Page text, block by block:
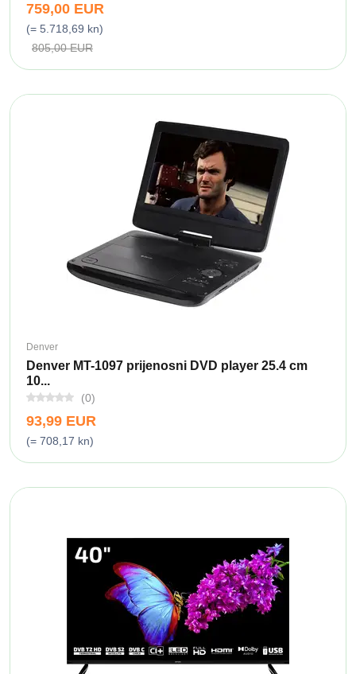
759,00 EUR
(= 5.718,69 kn)
805,00 EUR
Denver
Denver MT-1097 prijenosni DVD player 25.4 cm
10...
(0)
93,99 EUR
(= 708,17 kn)